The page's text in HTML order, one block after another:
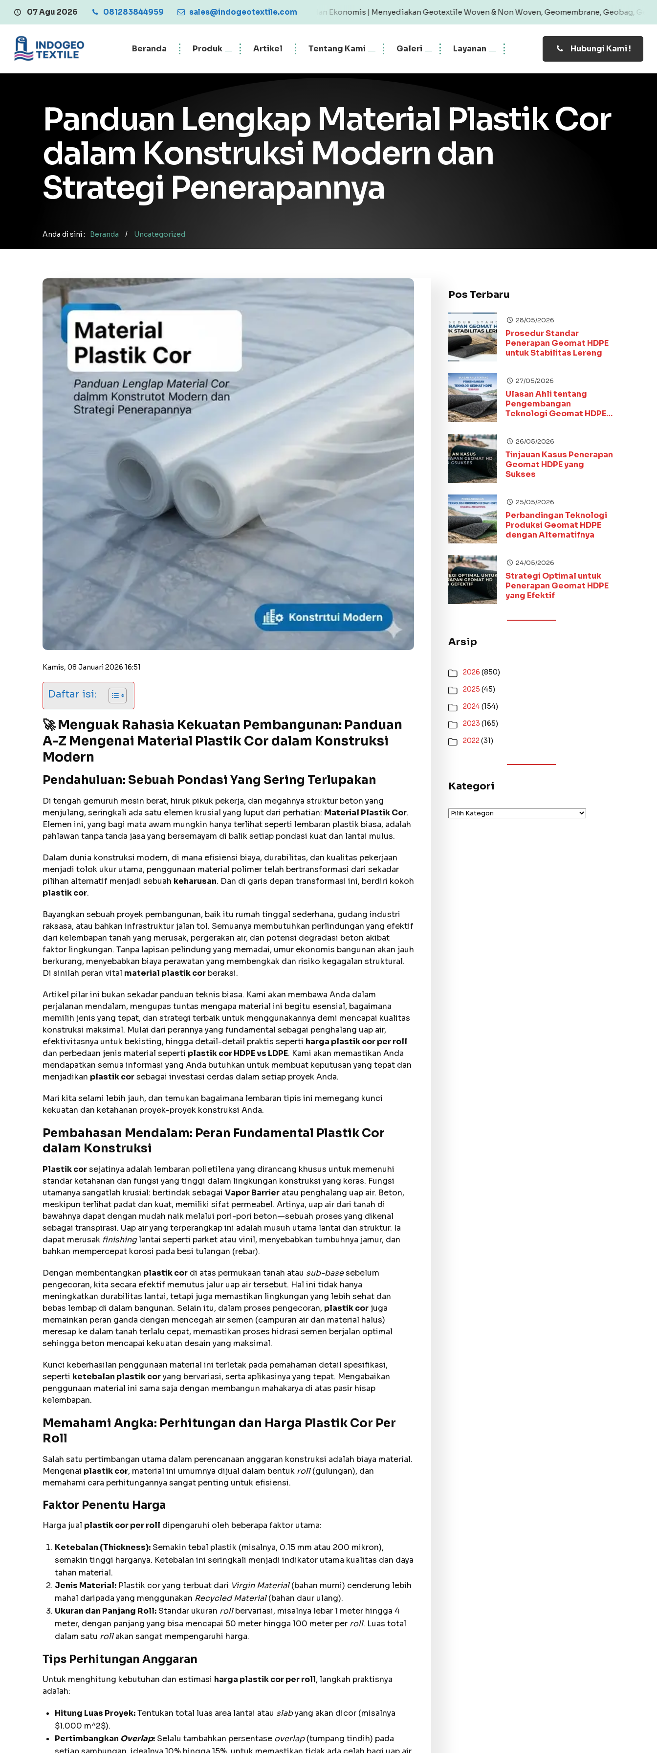
07 Agu 2026 081283844959 sales@indogeotextile.com
Central Penjualan Geotextile Berkualitas dan Ekonomis | Menyediakan Geotextile Woven & Non Woven, Geomembrane, Geobag, Geogrid | Produk
Beranda Produk Artikel Tentang Kami Galeri Layanan Hubungi Kami !
Panduan Lengkap Material Plastik Cor
dalam Konstruksi Modern dan
Strategi Penerapannya
Anda di sini : Beranda / Uncategorized
Kamis, 08 Januari 2026 16:51
Daftar isi:
🚀 Menguak Rahasia Kekuatan Pembangunan: Panduan
A-Z Mengenai Material Plastik Cor dalam Konstruksi
Modern
Pendahuluan: Sebuah Pondasi Yang Sering Terlupakan
Di tengah gemuruh mesin berat, hiruk pikuk pekerja, dan megahnya struktur beton yang
menjulang, seringkali ada satu elemen krusial yang luput dari perhatian: Material Plastik Cor.
Elemen ini, yang bagi mata awam mungkin hanya terlihat seperti lembaran plastik biasa, adalah
pahlawan tanpa tanda jasa yang bersemayam di balik setiap pondasi kuat dan lantai mulus.
Dalam dunia konstruksi modern, di mana efisiensi biaya, durabilitas, dan kualitas pekerjaan
menjadi tolok ukur utama, penggunaan material polimer telah bertransformasi dari sekadar
pilihan alternatif menjadi sebuah keharusan. Dan di garis depan transformasi ini, berdiri kokoh
plastik cor.
Bayangkan sebuah proyek pembangunan, baik itu rumah tinggal sederhana, gudang industri
raksasa, atau bahkan infrastruktur jalan tol. Semuanya membutuhkan perlindungan yang efektif
dari kelembapan tanah yang merusak, pergerakan air, dan potensi degradasi beton akibat
faktor lingkungan. Tanpa lapisan pelindung yang memadai, umur ekonomis bangunan akan jauh
berkurang, menyebabkan biaya perawatan yang membengkak dan risiko kegagalan struktural.
Di sinilah peran vital material plastik cor beraksi.
Artikel pilar ini bukan sekadar panduan teknis biasa. Kami akan membawa Anda dalam
perjalanan mendalam, mengupas tuntas mengapa material ini begitu esensial, bagaimana
memilih jenis yang tepat, dan strategi terbaik untuk menggunakannya demi mencapai kualitas
konstruksi maksimal. Mulai dari perannya yang fundamental sebagai penghalang uap air,
efektivitasnya untuk bekisting, hingga detail-detail praktis seperti harga plastik cor per roll
dan perbedaan jenis material seperti plastik cor HDPE vs LDPE. Kami akan memastikan Anda
mendapatkan semua informasi yang Anda butuhkan untuk membuat keputusan yang tepat dan
menjadikan plastik corsebagai investasi cerdas dalam setiap proyek Anda.
Mari kita selami lebih jauh, dan temukan bagaimana lembaran tipis ini memegang kunci
kekuatan dan ketahanan proyek-proyek konstruksi Anda.
Pembahasan Mendalam: Peran Fundamental Plastik Cor
dalam Konstruksi
Plastik corsejatinya adalah lembaran polietilena yang dirancang khusus untuk memenuhi
standar ketahanan dan fungsi yang tinggi dalam lingkungan konstruksi yang keras. Fungsi
utamanya sangatlah krusial: bertindak sebagai Vapor Barrier atau penghalang uap air. Beton,
meskipun terlihat padat dan kuat, memiliki sifat permeabel. Artinya, uap air dari tanah di
bawahnya dapat dengan mudah naik melalui pori-pori beton—sebuah proses yang dikenal
sebagai transpirasi. Uap air yang terperangkap ini adalah musuh utama lantai dan struktur. Ia
dapat merusak finishinglantai seperti parket atau vinil, menyebabkan tumbuhnya jamur, dan
bahkan mempercepat korosi pada besi tulangan (rebar).
Dengan membentangkan plastik cor di atas permukaan tanah atau sub-basesebelum
pengecoran, kita secara efektif memutus jalur uap air tersebut. Hal ini tidak hanya
meningkatkan durabilitas lantai, tetapi juga memastikan lingkungan yang lebih sehat dan
bebas lembap di dalam bangunan. Selain itu, dalam proses pengecoran, plastik cor juga
memainkan peran ganda dengan mencegah air semen (campuran air dan material halus)
meresap ke dalam tanah terlalu cepat, memastikan proses hidrasi semen berjalan optimal
sehingga beton mencapai kekuatan desain yang maksimal.
Kunci keberhasilan penggunaan material ini terletak pada pemahaman detail spesifikasi,
seperti ketebalan plastik coryang bervariasi, serta aplikasinya yang tepat. Mengabaikan
penggunaan material ini sama saja dengan membangun mahakarya di atas pasir hisap
kelembapan.
Memahami Angka: Perhitungan dan Harga Plastik Cor Per
Roll
Salah satu pertimbangan utama dalam perencanaan anggaran konstruksi adalah biaya material.
Mengenai plastik cor, material ini umumnya dijual dalam bentuk roll(gulungan), dan
memahami cara perhitungannya sangat penting untuk efisiensi.
Faktor Penentu Harga
Harga jual plastik cor per roll dipengaruhi oleh beberapa faktor utama:
Ketebalan (Thickness): Semakin tebal plastik (misalnya, 0.15 mm atau 200 mikron),
semakin tinggi harganya. Ketebalan ini seringkali menjadi indikator utama kualitas dan daya
tahan material.
Jenis Material: Plastik cor yang terbuat dari Virgin Material(bahan murni) cenderung lebih
mahal daripada yang menggunakan Recycled Material(bahan daur ulang).
Ukuran dan Panjang Roll: Standar ukuran rollbervariasi, misalnya lebar 1 meter hingga 4
meter, dengan panjang yang bisa mencapai 50 meter hingga 100 meter per roll. Luas total
dalam satu rollakan sangat mempengaruhi harga.
Tips Perhitungan Anggaran
Untuk menghitung kebutuhan dan estimasi harga plastik cor per roll, langkah praktisnya
adalah:
Hitung Luas Proyek:Tentukan total luas area lantai atau slabyang akan dicor (misalnya
$1.000 m^2$).
Pertimbangkan Overlap: Selalu tambahkan persentase overlap(tumpang tindih) pada
Pos Terbaru
28/05/2026
Prosedur Standar
Penerapan Geomat HDPE
untuk Stabilitas Lereng
27/05/2026
Ulasan Ahli tentang
Pengembangan
Teknologi Geomat HDPE
26/05/2026
Tinjauan Kasus Penerapan
Geomat HDPE yang
Sukses
25/05/2026
Perbandingan Teknologi
Produksi Geomat HDPE
dengan Alternatifnya
24/05/2026
Strategi Optimal untuk
Penerapan Geomat HDPE
yang Efektif
Arsip
2026 (850)
2025 (45)
2024(154)
2023 (165)
2022(31)
Kategori
Kategori